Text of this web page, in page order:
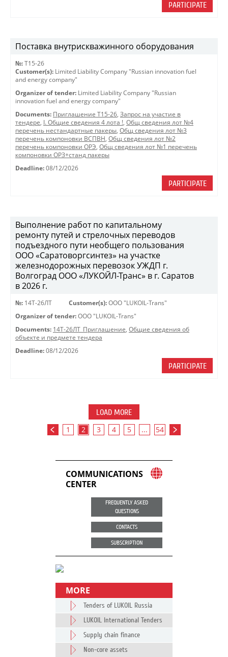
PARTICIPATE
Поставка внутрискважинного оборудования
№: Т15-26
Customer(s): Limited Liability Company "Russian innovation fuel
and energy company"
Organizer of tender: Limited Liability Company "Russian
innovation fuel and energy company"
Documents: Приглашение Т15-26, Запрос на участие в
тендере, I. Общие сведения 4 лота !, Общ сведения лот №4
перечень нестандартные пакеры, Общ сведения лот №3
перечень компоновки ВСПВН, Общ сведения лот №2
перечень компоновки ОРЭ, Общ сведения лот №1 перечень
компоновки ОРЗ+станд пакеры
Deadline: 08/12/2026
PARTICIPATE
Выполнение работ по капитальному
ремонту путей и стрелочных переводов
подъездного пути необщего пользования
ООО «Саратоворгсинтез» на участке
железнодорожных перевозок УЖДП г.
Волгоград ООО «ЛУКОЙЛ-Транс» в г. Саратов
в 2026 г.
№: 14Т-26ЛТ Customer(s): OOO "LUKOIL-Trans"
Organizer of tender: OOO "LUKOIL-Trans"
Documents: 14Т-26ЛТ_Приглашение, Общие сведения об
объекте и предмете тендера
Deadline: 08/12/2026
PARTICIPATE
LOAD MORE
1 2 3 4 5 ... 54
COMMUNICATIONS
CENTER
FREQUENTLY ASKED
QUESTIONS
CONTACTS
SUBSCRIPTION
MORE
Tenders of LUKOIL Russia
LUKOIL International Tenders
Supply chain finance
Non-core assets